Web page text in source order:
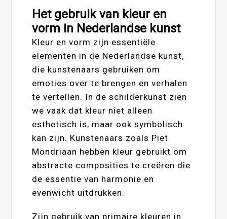
Het gebruik van kleur en
vorm in Nederlandse kunst
Kleur en vorm zijn essentiële
elementen in de Nederlandse kunst,
die kunstenaars gebruiken om
emoties over te brengen en verhalen
te vertellen. In de schilderkunst zien
we vaak dat kleur niet alleen
esthetisch is, maar ook symbolisch
kan zijn. Kunstenaars zoals Piet
Mondriaan hebben kleur gebruikt om
abstracte composities te creëren die
de essentie van harmonie en
evenwicht uitdrukken.
Zijn gebruik van primaire kleuren in